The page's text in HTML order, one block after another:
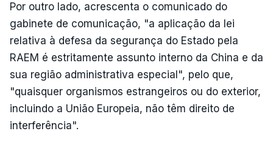
Por outro lado, acrescenta o comunicado do
gabinete de comunicação, "a aplicação da lei
relativa à defesa da segurança do Estado pela
RAEM é estritamente assunto interno da China e da
sua região administrativa especial", pelo que,
"quaisquer organismos estrangeiros ou do exterior,
incluindo a União Europeia, não têm direito de
interferência".